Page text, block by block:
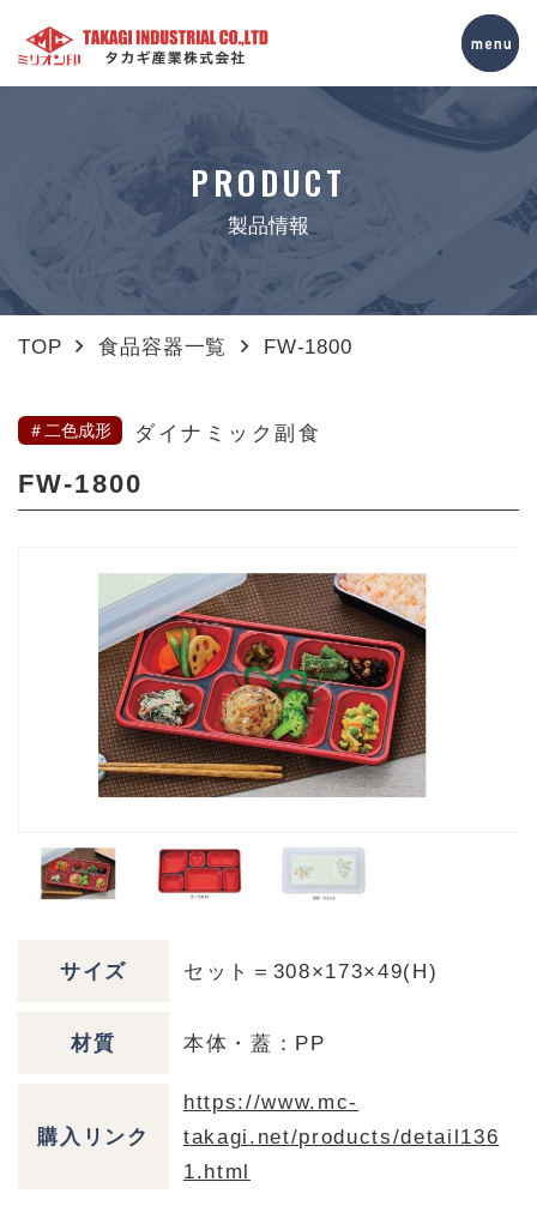
PRODUCT
製品情報
TOP 食品容器一覧 FW-1800
＃二色成形 ダイナミック副食
FW-1800
サイズ セット＝308×173×49(H)
材質 本体・蓋：PP
購入リンク
https://www.mc-
takagi.net/products/detail136
1.html